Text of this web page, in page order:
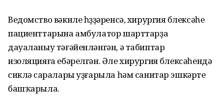
Ведомство вәкиле һүҙҙәренсә, хирургия бүлексәһе
пациенттарына амбулатор шарттарҙа
дауаланыу тәғәйенләнгән, ә табиптар
изоляцияға ебәрелгән. Әле хирургия бүлексәһендә
сикләү саралары уҙғарыла һәм санитар эшкәртеү
башҡарыла.